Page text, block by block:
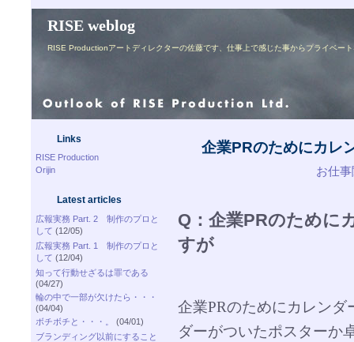
RISE weblog
RISE Productionアートディレクターの佐藤です、仕事上で感じた事からプライベー
Links
RISE Production
Orijin
Latest articles
広報実務 Part. 2 制作のプロと
して (12/05)
広報実務 Part. 1 制作のプロと
して (12/04)
知って行動せざるは罪である
(04/27)
輪の中で一部が欠けたら・・・
(04/04)
ボチボチと・・・。
(04/01)
ブランディング以前にすること
企業PRのためにカレ
お仕
Q：企業PRのために
すが
企業PRのためにカレン
ダーがついたポスターか